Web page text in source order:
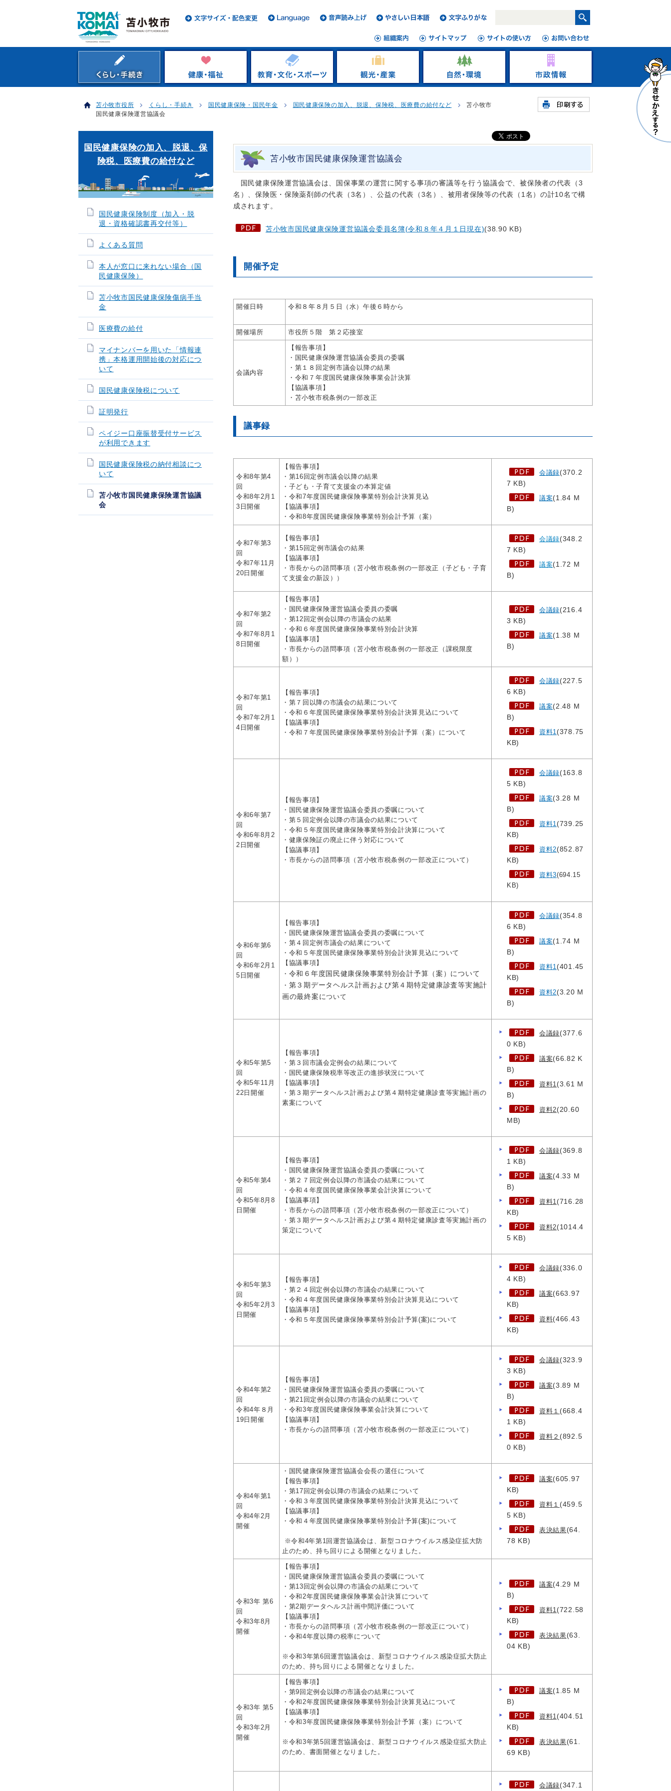
苫小牧市役所 くらし・手続き 国民健康保険・国民年金 国民健康保険の加入、脱退、保険税、医療費の給付など
苫小牧市
国民健康保険運営協議会
苫小牧市国民健康保険運営協議会
国民健康保険運営協議会は、国保事業の運営に関する事項の審議等を行う協議会で、被保険者の代表（3
名）、保険医・保険薬剤師の代表（3名）、公益の代表（3名）、被用者保険等の代表（1名）の計10名で構
成されます。
苫小牧市国民健康保険運営協議会委員名簿(令和８年４月１日現在)(38.90 KB)
開催予定
開催日時 令和８年８月５日（水）午後６時から
開催場所 市役所５階 第２応接室
会議内容
【報告事項】
・国民健康保険運営協議会委員の委嘱
・第１８回定例市議会以降の結果
・令和７年度国民健康保険事業会計決算
【協議事項】
・苫小牧市税条例の一部改正
議事録
令和8年第4
回
令和8年2月1
3日開催
【報告事項】
・第16回定例市議会以降の結果
・子ども・子育て支援金の本算定値
・令和7年度国民健康保険事業特別会計決算見込
【協議事項】
・令和8年度 国民健康保険事業特別会計予算（案）
会議録(370.2
7 KB)
議案(1.84 M
B)
令和7年第3
回
令和7年11月
20日開催
【報告事項】
・第15回定例市議会の結果
【協議事項】
・市長からの諮問事項（苫小牧市税条例の一部改正（子ども・子育
て支援金の新設））
会議録(348.2
7 KB)
議案(1.72 M
B)
令和7年第2
回
令和7年8月1
8日開催
【報告事項】
・国民健康保険運営協議会委員の委嘱
・第12回定例会以降の市議会の結果
・令和６年度国民健康保険事業特別会計決算
【協議事項】
・市長からの諮問事項（苫小牧市税条例の一部改正（課税限度
額））
会議録(216.4
3 KB)
議案(1.38 M
B)
令和7年第1
回
令和7年2月1
4日開催
【報告事項】
・第７回以降の市議会の結果について
・令和６年度国民健康保険事業特別会計決算見込について
【協議事項】
・令和７年度国民健康保険事業特別会計予算（案）について
会議録(227.5
6 KB)
議案(2.48 M
B)
資料1(378.75
KB)
令和6年第7
回
令和6年8月2
2日開催
【報告事項】
・国民健康保険運営協議会委員の委嘱について
・第５回定例会以降の市議会の結果について
・令和５年度国民健康保険事業特別会計決算について
・健康保険証の廃止に伴う対応について
【協議事項】
・市長からの諮問事項（苫小牧市税条例の一部改正について）
会議録(163.8
5 KB)
議案(3.28 M
B)
資料1(739.25
KB)
資料2(852.87
KB)
資料3(694.15
KB)
令和6年第6
回
令和6年2月1
5日開催
【報告事項】
・国民健康保険運営協議会委員の委嘱について
・第４回定例市議会の結果について
・令和５年度国民健康保険事業特別会計決算見込について
【協議事項】
・ 令和６年度国民健康保険事業特別会計予算（案）について
・ 第３期データヘルス計画および第４期特定健康診査等実施計
画の最終案について
会議録(354.8
6 KB)
議案(1.74 M
B)
資料1(401.45
KB)
資料2(3.20 M
B)
令和5年第5
回
令和5年11月
22日開催
【報告事項】
・第３回市議会定例会の結果について
・国民健康保険税率等改正の進捗状況について
【協議事項】
・第３期データヘルス計画および第４期特定健康診査等実施計画の
素案について
会議録(377.6
0 KB)
議案(66.82 K
B)
資料1(3.61 M
B)
資料2(20.60
MB)
令和5年第4
回
令和5年8月8
日開催
【報告事項】
・国民健康保険運営協議会委員の委嘱について
・第２７回定例会以降の市議会の結果について
・令和４年度国民健康保険事業会計決算について
【協議事項】
・市長からの諮問事項（苫小牧市税条例の一部改正について）
・第３期データヘルス計画および第４期特定健康診査等実施計画の
策定について
会議録(369.8
1 KB)
議案(4.33 M
B)
資料1(716.28
KB)
資料2(1014.4
5 KB)
令和5年第3
回
令和5年2月3
日開催
【報告事項】
・第２４回定例会以降の市議会の結果について
・令和４年度国民健康保険事業特別会計決算見込について
【協議事項】
・令和５年度国民健康保険事業特別会計予算(案)について
会議録(336.0
4 KB)
議案(663.97
KB)
資料(466.43
KB)
令和4年第2
回
令和4年８月
19日開催
【報告事項】
・国民健康保険運営協議会委員の委嘱について
・第21回定例会以降の市議会の結果について
・令和3年度国民健康保険事業会計決算について
【協議事項】
・市長からの諮問事項（苫小牧市税条例の一部改正について）
会議録(323.9
3 KB)
議案(3.89 M
B)
資料１ (668.4
1 KB)
資料２ (892.5
0 KB)
令和4年第1
回
令和4年2月
開催
・国民健康保険運営協議会会長の選任について
【報告事項】
・第17回定例会以降の市議会の結果について
・令和３年度国民健康保険事業特別会計決算見込について
【協議事項】
・令和４年度国民健康保険事業特別会計予算(案)について
※令和4年第1回運営協議会は、新型コロナウイルス感染症拡大防
止のため、持ち回りによる開催となりました。
議案(605.97
KB)
資料１ (459.5
5 KB)
表決結果(64.
78 KB)
令和3年 第6
回
令和3年8月
開催
【報告事項】
・国民健康保険運営協議会委員の委嘱について
・第13回定例会以降の市議会の結果について
・令和2年度国民健康保険事業会計決算について
・第2期データヘルス計画中間評価について
【協議事項】
・市長からの諮問事項（苫小牧市税条例の一部改正について）
・令和4年度以降の税率について
※令和3年第6回運営協議会は、新型コロナウイルス感染症拡大防止
のため、持ち回りによる開催となりました。
議案(4.29 M
B)
資料1(722.58
KB)
表決結果(63.
04 KB)
令和3年 第5
回
令和3年2月
開催
【報告事項】
・第9回定例会以降の市議会の結果について
・令和2年度国民健康保険事業特別会計決算見込について
【協議事項】
・令和3年度国民健康保険事業特別会計予算（案）について
※令和3年第5回運営協議会は、新型コロナウイルス感染症拡大防止
のため、書面開催となりました。
議案(1.85 M
B)
資料1(404.51
KB)
表決結果(61.
69 KB)
会議録(347.1
国民健康保険の加入、脱退、保
険税、医療費の給付など
国民健康保険制度（加入・脱
退・資格確認書再交付等）
よくある質問
本人が窓口に来れない場合（国
民健康保険）
苫小牧市国民健康保険傷病手当
金
医療費の給付
マイナンバーを用いた「情報連
携」本格運用開始後の対応につ
いて
国民健康保険税について
証明発行
ペイジー口座振替受付サービス
が利用できます
国民健康保険税の納付相談につ
いて
苫小牧市国民健康保険運営協議
会